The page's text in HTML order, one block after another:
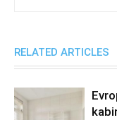
RELATED ARTICLES